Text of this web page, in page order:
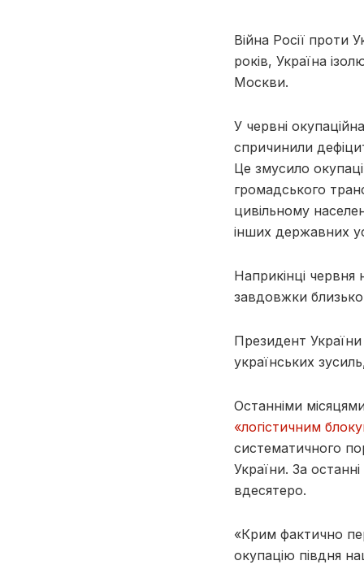
Війна Росії проти
років, Україна
Москви.
У червні
спричинили
Це змусило
громадського
цивільному
інших державних
Наприкінці
завдовжки
Президент
українських
Останніми
«логістичним
систематичного
України. За
вдесятеро.
«Крим фактично
окупацію півдня